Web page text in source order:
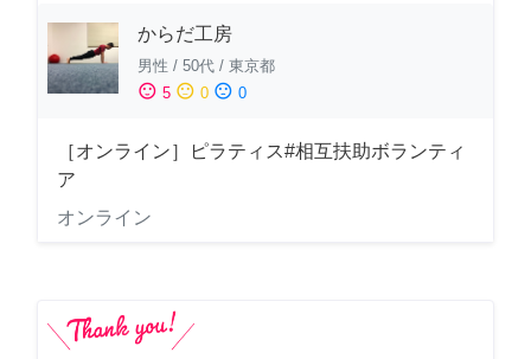
からだ工房
男性 / 50代 / 東京都
sentiment_satisfied 5 sentiment_neutral 0 sentiment_dissatisfied 0
［オンライン］ピラティス#相互扶助ボランティ
ア
オンライン